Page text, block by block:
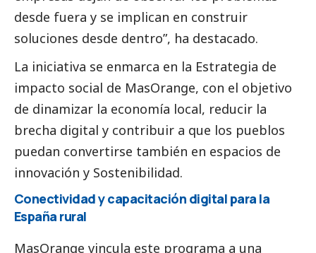
desde fuera y se implican en construir
soluciones desde dentro”, ha destacado.
La iniciativa se enmarca en la Estrategia de
impacto social de MasOrange, con el objetivo
de dinamizar la economía local, reducir la
brecha digital y contribuir a que los pueblos
puedan convertirse también en espacios de
innovación y Sostenibilidad.
Conectividad y capacitación digital para la
España rural
MasOrange vincula este programa a una